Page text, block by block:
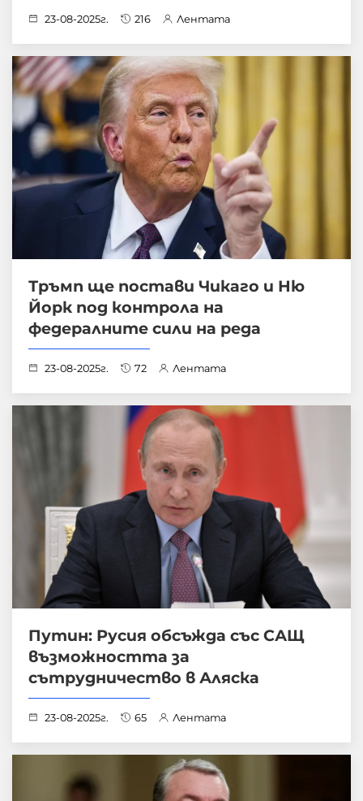
23-08-2025г. 216 Лентата
Тръмп ще постави Чикаго и Ню
Йорк под контрола на
федералните сили на реда
23-08-2025г. 72 Лентата
Путин: Русия обсъжда със САЩ
възможността за
сътрудничество в Аляска
23-08-2025г. 65 Лентата